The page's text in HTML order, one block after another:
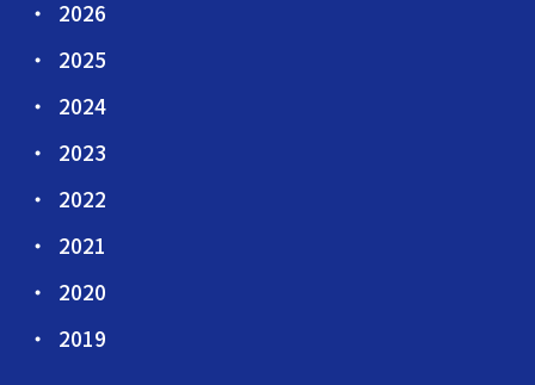
2026
2025
2024
2023
2022
2021
2020
2019